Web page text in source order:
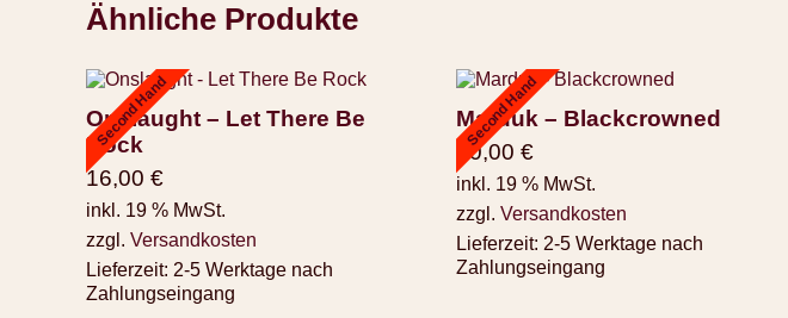
Ähnliche Produkte
Second Hand
Onslaught – Let There Be
Rock
16,00 €
inkl. 19 % MwSt.
zzgl. Versandkosten
Lieferzeit: 2-5 Werktage nach
Zahlungseingang
Second Hand
Marduk – Blackcrowned
30,00 €
inkl. 19 % MwSt.
zzgl. Versandkosten
Lieferzeit: 2-5 Werktage nach
Zahlungseingang